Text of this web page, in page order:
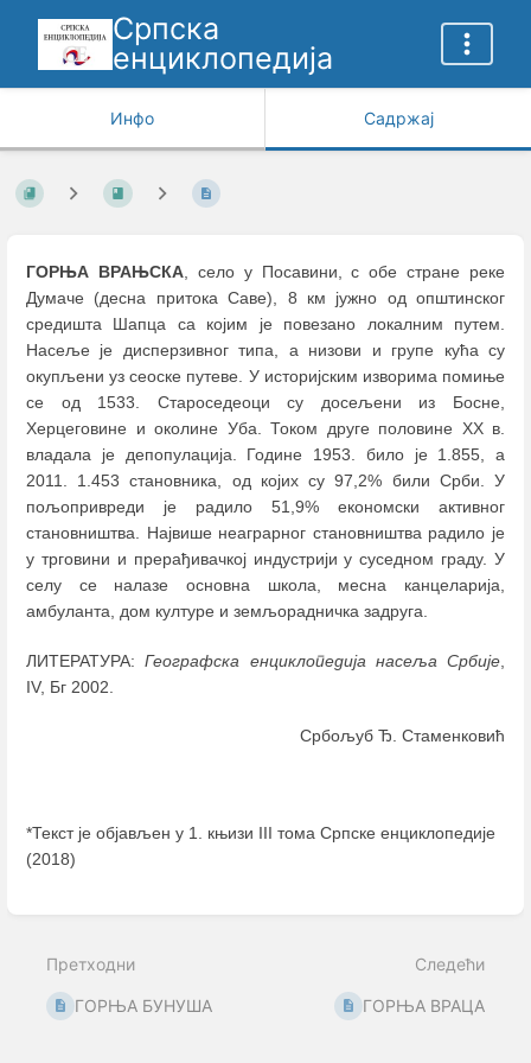
Српска
енциклопедија
Инфо Садржај
ГОРЊА ВРАЊСКА, село у Посавини, с обе стране реке
Думаче (десна притока Саве), 8 км јужно од општинског
средишта Шапца са којим је повезано локалним путем.
Насеље је дисперзивног типа, а низови и групе кућа су
окупљени уз сеоске путеве. У историјским изворима помиње
се од 1533. Староседеоци су досељени из Босне,
Херцеговине и околине Уба. Током друге половине XX в.
владала је депопулација. Године 1953. било је 1.855, а
2011. 1.453 становника, од којих су 97,2% били Срби. У
пољопривреди је радило 51,9% економски активног
становништва. Највише неаграрног становништва радило је
у трговини и прерађивачкој индустрији у суседном граду. У
селу сe налазе основна школа, месна канцеларија,
амбуланта, дом културе и земљорадничка задруга.
ЛИТЕРАТУРА:Географска енциклопедија насеља Србије
IV, Бг 2002.
Србољуб Ђ. Стаменковић
*Текст је објављен у 1. књизи III тома Српске енциклопедије
(2018)
mode
Претходни
ГОРЊА БУНУША
Следећи
ГОРЊА ВРАЦА